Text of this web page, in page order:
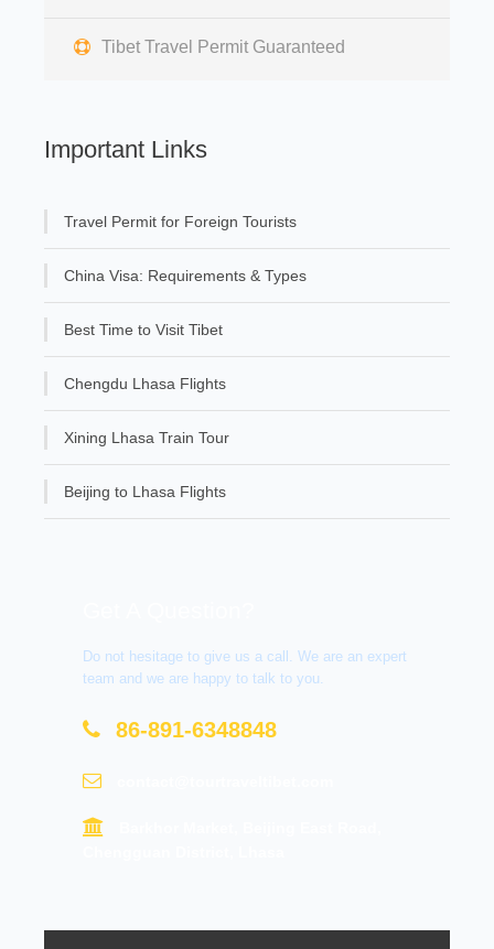
Tibet Travel Permit Guaranteed
Important Links
Travel Permit for Foreign Tourists
China Visa: Requirements & Types
Best Time to Visit Tibet
Chengdu Lhasa Flights
Xining Lhasa Train Tour
Beijing to Lhasa Flights
Do not hesitage to give us a call. We are an expert
team and we are happy to talk to you.
86-891-6348848